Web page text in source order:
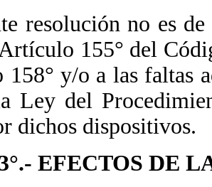
resolución no es
155° del
158° y/o a las faltas
Ley del
dichos dispositivos.
EFECTOS DE